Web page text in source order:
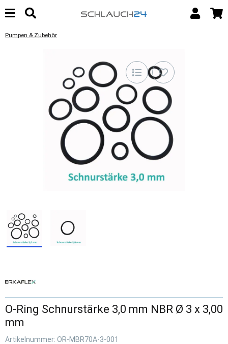
Pumpen & Zubehör
O-Ring Schnurstärke 3,0 mm NBR Ø 3 x 3,00
mm
Artikelnummer: OR-MBR70A-3-001